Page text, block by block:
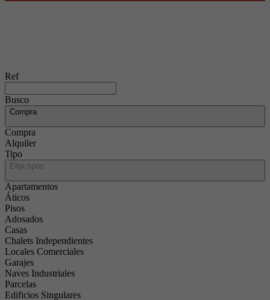
Ref
Busco
Compra
Compra
Alquiler
Tipo
Elija tipos
Apartamentos
Áticos
Pisos
Adosados
Casas
Chalets Independientes
Locales Comerciales
Garajes
Naves Industriales
Parcelas
Edificios Singulares